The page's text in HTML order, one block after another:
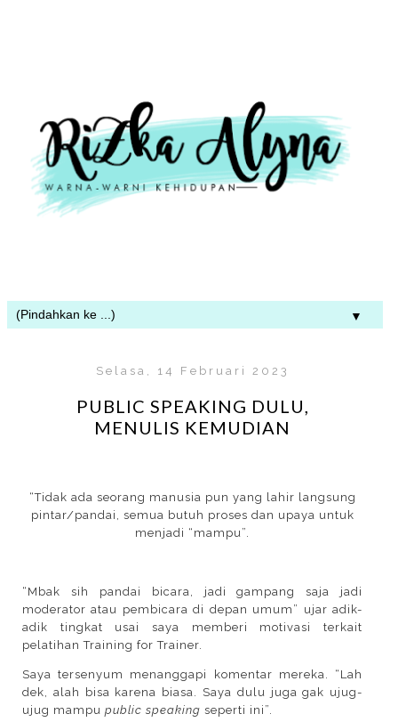
▼
Selasa, 14 Februari 2023
PUBLIC SPEAKING DULU,
MENULIS KEMUDIAN
“Tidak ada seorang manusia pun yang lahir langsung
pintar/pandai, semua butuh proses dan upaya untuk
menjadi “mampu”.
“Mbak sih pandai bicara, jadi gampang saja jadi
moderator atau pembicara di depan umum” ujar adik-
adik tingkat usai saya memberi motivasi terkait
pelatihan Training for Trainer.
Saya tersenyum menanggapi komentar mereka. “Lah
dek, alah bisa karena biasa. Saya dulu juga gak ujug-
ujug mampu public speaking seperti ini”.